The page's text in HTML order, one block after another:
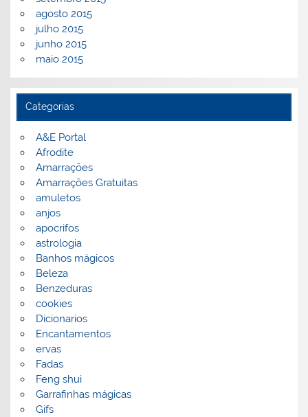
agosto 2015
julho 2015
junho 2015
maio 2015
Categorias
A&E Portal
Afrodite
Amarrações
Amarrações Gratuitas
amuletos
anjos
apocrifos
astrologia
Banhos mágicos
Beleza
Benzeduras
cookies
Dicionarios
Encantamentos
ervas
Fadas
Feng shui
Garrafinhas mágicas
Gifs